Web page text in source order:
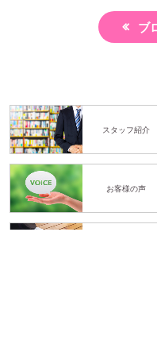
ブ
スタッフ紹介
お客様の声